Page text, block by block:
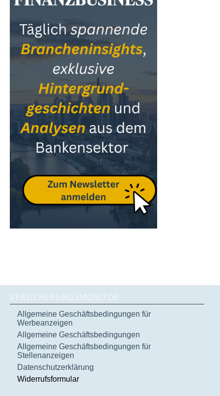
VERSICHERUNGSMONITOR
Allgemeine Geschäftsbedingungen für
Werbeanzeigen
Allgemeine Geschäftsbedingungen
Allgemeine Geschäftsbedingungen für
Stellenanzeigen
Datenschutzerklärung
Widerrufsformular